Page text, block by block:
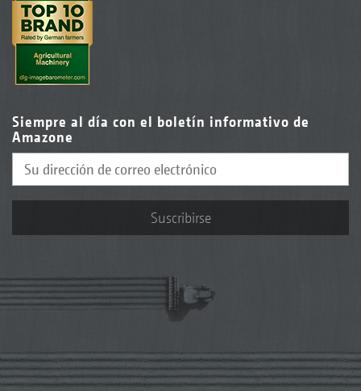
Siempre al día con el boletín informativo de
Amazone
Suscribirse